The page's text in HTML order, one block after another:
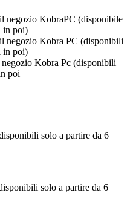
negozio KobraPC (disponibile
in poi)
negozio Kobra PC (disponibili
in poi)
Kobra Pc (disponibili
poi
solo a partire da 6
solo a partire da 6